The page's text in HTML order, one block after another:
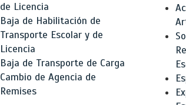
de Licencia
Baja de Habilitación de
Transporte Escolar y de
Licencia
Baja de Transporte de Carga
Cambio de Agencia de
Remises